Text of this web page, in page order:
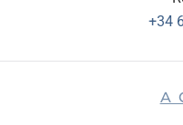
+34
A